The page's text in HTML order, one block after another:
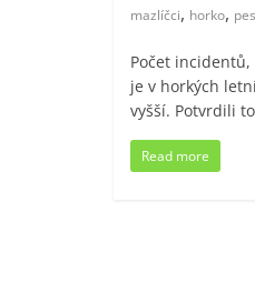
mazlíčci, horko, pes
Počet
je v horkých
vyšší. Potvrdili
Read more